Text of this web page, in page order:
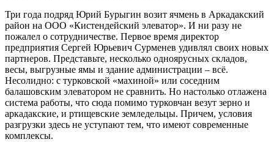
Три года подряд Юрий Бурыгин возит ячмень в Аркадакский
район на ООО «Кистендейский элеватор». И ни разу не
пожалел о сотрудничестве. Первое время директор
предприятия Сергей Юрьевич Сурменев удивлял своих новых
партнеров. Представьте, несколько одноярусных складов,
весы, выгрузные ямы и здание администрации – всё.
Несолидно: с турковской «махиной» или соседним
балашовским элеватором не сравнить. Но настолько отлажена
система работы, что сюда помимо турковчан везут зерно и
аркадакские, и ртищевские земледельцы. Причем, условия
разгрузки здесь не уступают тем, что имеют современные
комплексы.